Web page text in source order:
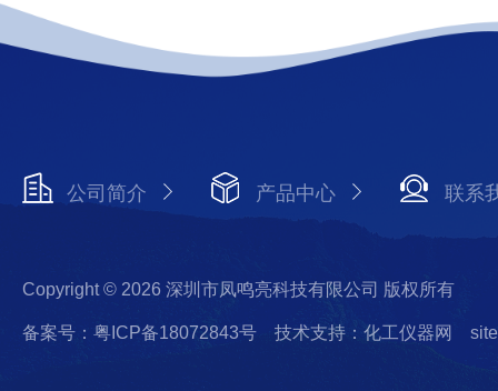
公司简介 产品中心 联系
Copyright © 2026 深圳市凤鸣亮科技有限公司 版权所有
备案号：粤ICP备18072843号 技术支持：化工仪器网